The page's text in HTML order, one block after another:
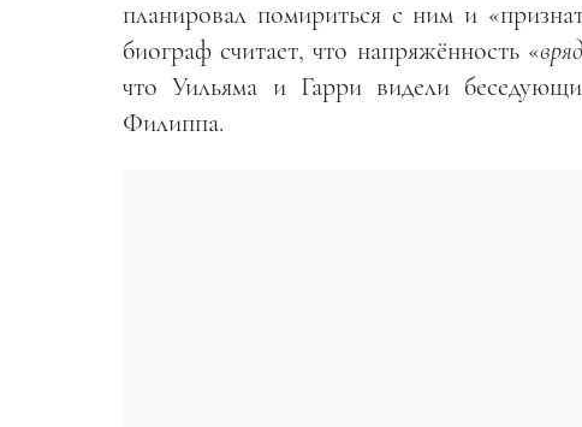
планировал помириться с ним и
биограф считает, что напряжённость «
что Уильяма и Гарри видели
Филиппа.